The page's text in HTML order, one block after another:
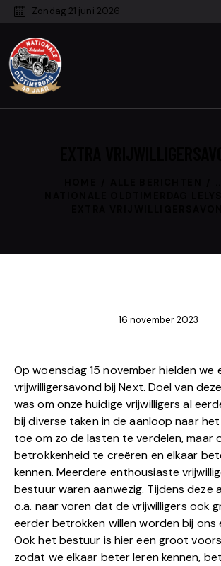
Zondag 21 juni 2026
16 november 2023
Op woensdag 15 november hielden we
vrijwilligersavond bij Next. Doel van
was om onze huidige vrijwilligers al
bij diverse taken in de aanloop naar
toe om zo de lasten te verdelen, maar
betrokkenheid te creëren en elkaar
kennen. Meerdere enthousiaste
bestuur waren aanwezig. Tijdens deze
o.a. naar voren dat de vrijwilligers ook
eerder betrokken willen worden bij ons
Ook het bestuur is hier een groot
zodat we elkaar beter leren kennen,